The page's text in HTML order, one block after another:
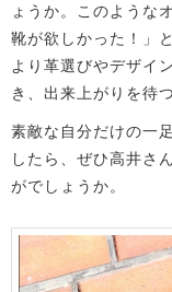
ょうか。このような
靴が欲しかった！」
より革選びやデザイ
き、出来上がりを待
素敵な自分だけの一
したら、ぜひ高井さ
がでしょうか。